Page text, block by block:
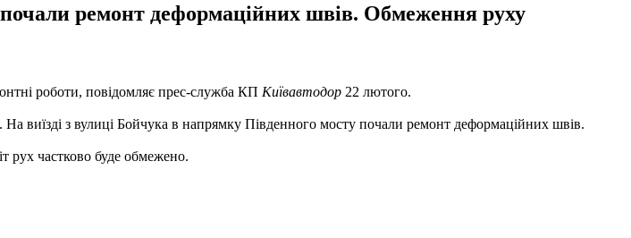
ремонт деформаційних швів. Обмеження руху
роботи, повідомляє прес-служба КП Київавтодор 22 лютого.
виїзді з вулиці Бойчука в напрямку Південного мосту почали ремонт деформаційних швів.
рух частково буде обмежено.